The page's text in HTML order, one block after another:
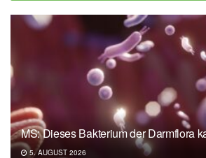
MS: Dieses Bakterium der Darmflora
5. AUGUST 2026